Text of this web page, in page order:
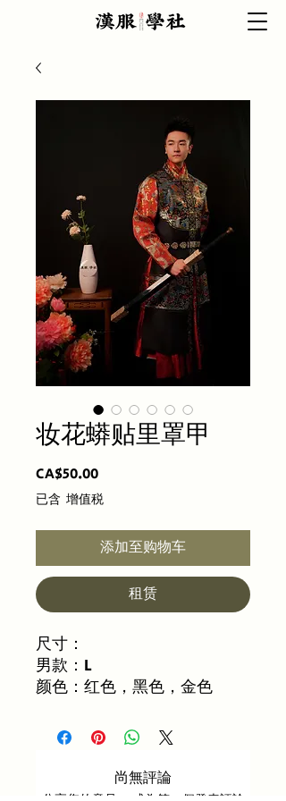
妆花蟒贴里罩甲
CA$50.00價
格
已含 增值税
添加至购物车
租赁
尺寸：
男款：L
颜色：红色，黑色，金色
尚無評論